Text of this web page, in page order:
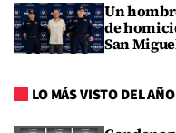
Un
de
San
LO MÁS VISTO DEL AÑO